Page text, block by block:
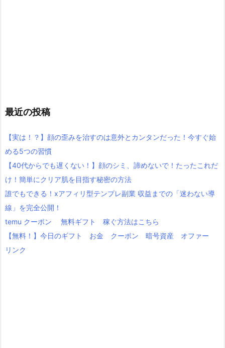
最近の投稿
【実は！？】顔の歪みを治すのは意外とカンタンだった！今すぐ始
める5つの習慣
【40代からでも遅くない！】顔のシミ、諦めないで！たったこれだ
け！簡単にクリア肌を目指す秘密の方法
誰でもできる！xアフィリ型テンプレ副業 収益までの「迷わない導
線」を完全公開！
temu クーポン 無料ギフト 稼ぐ方法はこちら
【無料！】今日のギフト お金 クーポン 暗号資産 オファー
リンク